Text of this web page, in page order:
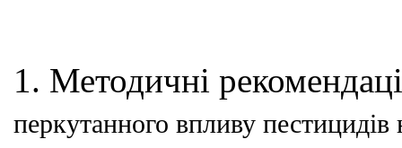
1. Методичні
перкутанного впливу пестици